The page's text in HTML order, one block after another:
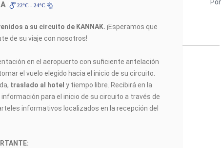
22ºC - 24ºC
a su circuito de KANNAK.¡Esperamos que
de su viaje con nosotros!
en el aeropuerto con suficiente antelación
el vuelo elegido hacia el inicio de su circuito.
traslado al hotely tiempo libre. Recibirá en la
para el inicio de su circuito a través de
informativos localizados en la recepción del